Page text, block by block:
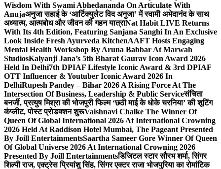
Wisdom With Swami Abhedananda On Articulate With
Anujaअनुजा सहाई के ‘आर्टिक्युलेट विद अनुजा’ में स्वामी अभेदानंद के साथ
अध्यात्म, आत्मबोध और जीवन की गहन यात्राNat Habit LIVE Returns
With Its 4th Edition, Featuring Sanjana Sanghi In An Exclusive
Look Inside Fresh Ayurveda KitchenAAFT Hosts Engaging
Mental Health Workshop By Aruna Babbar At Marwah
StudiosKalyanji Jana’s 5th Bharat Gaurav Icon Award 2026
Held In Delhi7th DPIAF Lifestyle Iconic Award & 3rd DPIAF
OTT Influencer & Youtuber Iconic Award 2026 In
DelhiRupesh Pandey – Bihar 2026 A Rising Force At The
Intersection Of Business, Leadership & Public Serviceसंचिता
बनर्जी, प्रत्युष मिश्रा की भोजपुरी फिल्म ‘छठी माई के धोके चरनिया’ की शूटिंग
कंप्लीट, पोस्ट प्रोडक्शन शुरूVaishnavi Chalke The Winner Of
Queen Of Global International 2026 At International Crowning
2026 Held At Raddison Hotel Mumbai, The Pageant Presented
By Joill EntertainmentsSaartha Sameer Gore Winner Of Queen
Of Global Universe 2026 At International Crowning 2026
Presented By Joill Entertainmentsडिजिटल स्टार सौरभ शर्मा, सिंगर
शिल्पी राज, एक्ट्रेस प्रियांशु सिंह, सिंगर एक्टर राजा भोजपुरिया का रोमांटिक